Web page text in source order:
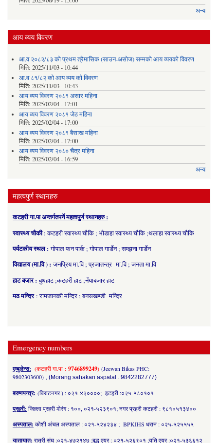
अन्य
आय व्यय विवरण
आ.व २०८२/८३ को प्रथम त्रैमासिक (साउन-असोज) सम्मको आय व्ययको विवरण
मिति: 2025/11/03 - 10:44
आ.व ८१/८२ को आय व्यय को विवरण
मिति: 2025/11/03 - 10:43
आय व्यय विवरण २०८१ असार महिना
मिति: 2025/02/04 - 17:01
आय व्यय विवरण २०८१ जेठ महिना
मिति: 2025/02/04 - 17:00
आय व्यय विवरण २०८१ बैसाख महिना
मिति: 2025/02/04 - 17:00
आय व्यय विवरण २०८० चैत्र महिना
मिति: 2025/02/04 - 16:59
अन्य
महत्वपुर्ण स्थानहरु
कटहरी गा.पा अन्तर्गतपर्ने महत्वपुर्ण स्थानहरु :
स्वास्थ्य चौकी: कटहरी स्वास्थ्य चौकि ; भौडाहा स्वास्थ्य चौकि ;थलाहा स्वास्थ्य चौकि
पर्यटकीय स्थल :गोपाल फन पार्क ; गोपाल गार्डेन ; सम्झना गार्डेन
विद्यालय (मा.वि ) :जनप्रिय मा.वि ; प्रजातन्त्र मा.वि ; जनता मा.वि
हाट बजार :बुधहाट ;कटहरी हाट ;नँयाबजार हाट
मठ मन्दिर : रामजानकी मन्दिर ; बनसखण्डी मन्दिर
Emergency numbers
एम्बुलेन्स: (कटहरी गा.पा : 9746899249) (Jeewan Bikas PHC:
9802303600) ; (Morang sahakari aspatal : 9842282777)
बरुणयन्त्र: (बिराटनगर ) : ०२१-४२००००; इटहरी :०२५-५८०१०१
प्रहरी: जिल्ला प्रहरी मोरंग : १००, ०२१-५२३९०१; नगर प्रहरी कटहरी : ९८१०५१३४००
अस्पताल: कोशी अंचल अस्पताल : ०२१-५२४२३४ ; BPKIHS धरान : ०२५-५२५५५५
यातायात: रात्री संघ :०२१-४७२१४७ ;बुद्ध एयर : ०२१-५२६९०१ ;यति एयर :०२१-५३६६१२